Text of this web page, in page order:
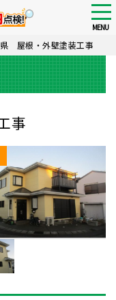
MENU
屋根・外壁塗装工事
事